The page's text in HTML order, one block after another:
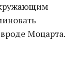
Моцарта.